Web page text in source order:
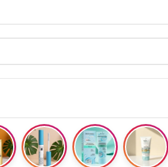
هدیه برای خرید های